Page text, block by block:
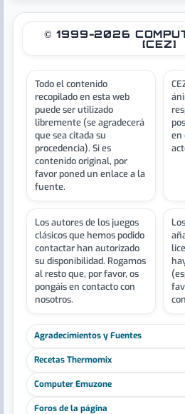
© 1999-2026
[CEZ]
Todo el contenido
recopilado en esta web
puede ser utilizado
libremente (se agradecerá
que sea citada su
procedencia). Si es
contenido original, por
favor poned un enlace a la
fuente.
en
Los autores de los juegos
clásicos que hemos podido
contactar han autorizado
su disponibilidad. Rogamos
al resto que, por favor, os
pongáis en contacto con
nosotros.
Agradecimientos y Fuentes
Recetas Thermomix
Computer Emuzone
Foros de la página